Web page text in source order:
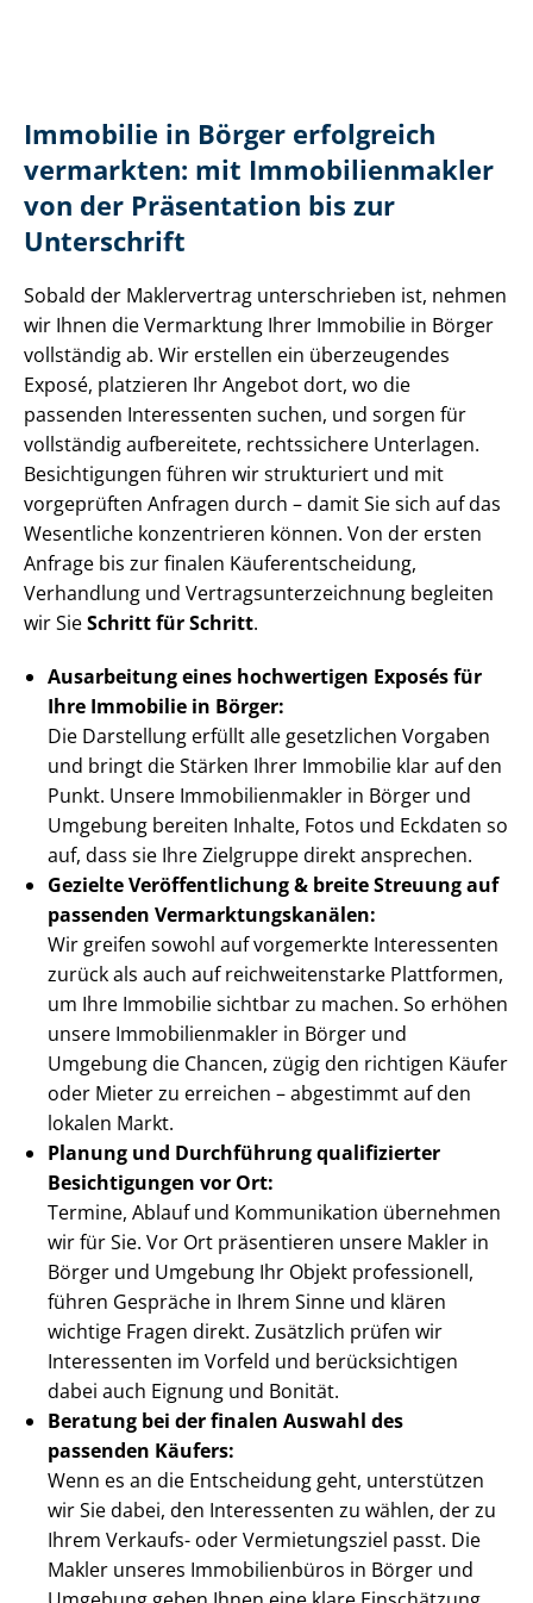
Immobilie in Börger erfolgreich
vermarkten: mit Im­mo­bi­li­en­mak­ler
von der Präsentation bis zur
Unterschrift
Sobald der Maklervertrag unterschrieben ist, nehmen
wir Ihnen die Vermarktung Ihrer Immobilie in Börger
vollständig ab. Wir erstellen ein überzeugendes
Exposé, platzieren Ihr Angebot dort, wo die
passenden Interessenten suchen, und sorgen für
vollständig aufbereitete, rechtssichere Unterlagen.
Besichtigungen führen wir strukturiert und mit
vorgeprüften Anfragen durch – damit Sie sich auf das
Wesentliche konzentrieren können. Von der ersten
Anfrage bis zur finalen Käu­fer­ent­schei­dung,
Verhandlung und Ver­trags­un­ter­zeich­nung begleiten
wir SieSchritt für Schritt.
Ausarbeitung eines hochwertigen Exposés für
Ihre Immobilie in Börger:
Die Darstellung erfüllt alle gesetzlichen Vorgaben
und bringt die Stärken Ihrer Immobilie klar auf den
Punkt. Unsere Im­mo­bi­li­en­mak­ler in Börger und
Umgebung bereiten Inhalte, Fotos und Eckdaten so
auf, dass sie Ihre Zielgruppe direkt ansprechen.
Gezielte Ver­öf­fent­li­chung & breite Streuung auf
passenden Ver­mark­tungs­ka­nä­len:
Wir greifen sowohl auf vorgemerkte Interessenten
zurück als auch auf reich­wei­ten­star­ke Plattformen,
um Ihre Immobilie sichtbar zu machen. So erhöhen
unsere Im­mo­bi­li­en­mak­ler in Börger und
Umgebung die Chancen, zügig den richtigen Käufer
oder Mieter zu erreichen – abgestimmt auf den
lokalen Markt.
Planung und Durchführung qualifizierter
Besichtigungen vor Ort:
Termine, Ablauf und Kommunikation übernehmen
wir für Sie. Vor Ort präsentieren unsere Makler in
Börger und Umgebung Ihr Objekt professionell,
führen Gespräche in Ihrem Sinne und klären
wichtige Fragen direkt. Zusätzlich prüfen wir
Interessenten im Vorfeld und berücksichtigen
dabei auch Eignung und Bonität.
Beratung bei der finalen Auswahl des
passenden Käufers:
Wenn es an die Entscheidung geht, unterstützen
wir Sie dabei, den Interessenten zu wählen, der zu
Ihrem Verkaufs- oder Vermietungsziel passt. Die
Makler unseres Immobilienbüros in Börger und